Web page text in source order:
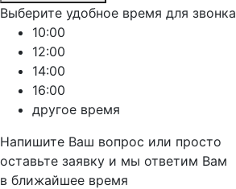
Выберите удобное время для звонка
10:00
12:00
14:00
16:00
другое время
Напишите Ваш вопрос или просто
оставьте заявку и мы ответим Вам
в ближайшее время